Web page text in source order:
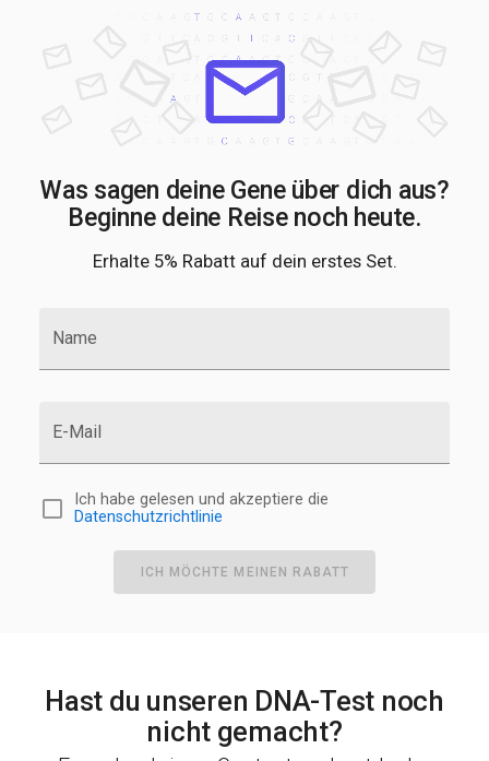
Was sagen deine Gene über dich aus?
Beginne deine Reise noch heute.
Erhalte 5% Rabatt auf dein erstes Set.
Name
E-Mail
Ich habe gelesen und akzeptiere die
Datenschutzrichtlinie
ICH MÖCHTE MEINEN RABATT
Hast du unseren DNA-Test noch
nicht gemacht?